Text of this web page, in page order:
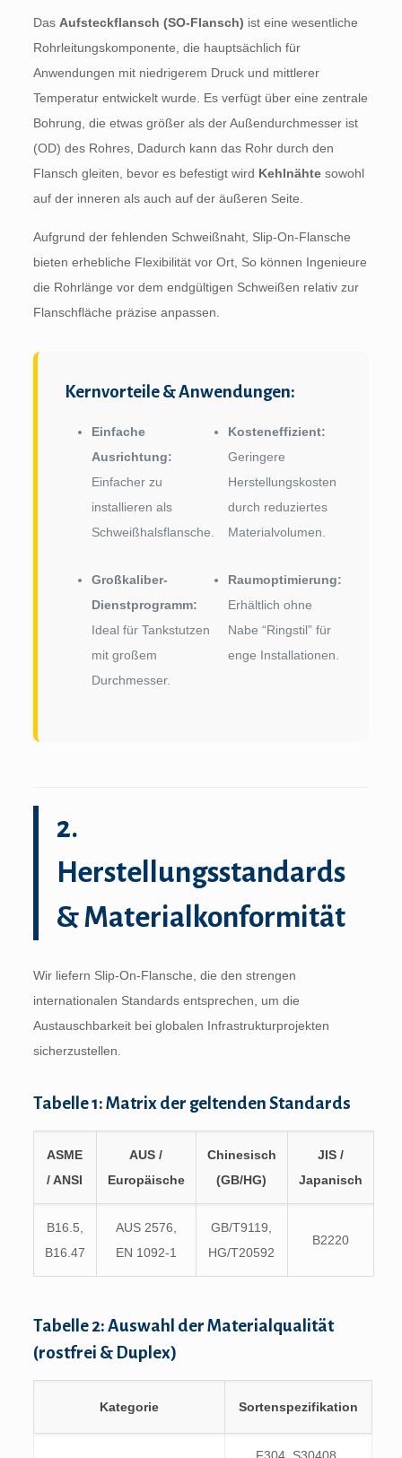
Das Aufsteckflansch (SO-Flansch) ist eine wesentliche
Rohrleitungskomponente, die hauptsächlich für
Anwendungen mit niedrigerem Druck und mittlerer
Temperatur entwickelt wurde. Es verfügt über eine zentrale
Bohrung, die etwas größer als der Außendurchmesser ist
(OD) des Rohres, Dadurch kann das Rohr durch den
Flansch gleiten, bevor es befestigt wird Kehlnähtesowohl
auf der inneren als auch auf der äußeren Seite.
Aufgrund der fehlenden Schweißnaht, Slip-On-Flansche
bieten erhebliche Flexibilität vor Ort, So können Ingenieure
die Rohrlänge vor dem endgültigen Schweißen relativ zur
Flanschfläche präzise anpassen.
Kernvorteile & Anwendungen:
Einfache
Ausrichtung:
Einfacher zu
installieren als
Schweißhalsflansche.
Kosteneffizient:
Geringere
Herstellungskosten
durch reduziertes
Materialvolumen.
Großkaliber-
Dienstprogramm:
Ideal für Tankstutzen
mit großem
Durchmesser.
Raumoptimierung:
Erhältlich ohne
Nabe “Ringstil” für
enge Installationen.
2.
Herstellungsstandards
& Materialkonformität
Wir liefern Slip-On-Flansche, die den strengen
internationalen Standards entsprechen, um die
Austauschbarkeit bei globalen Infrastrukturprojekten
sicherzustellen.
Tabelle 1: Matrix der geltenden Standards
ASME
/ ANSI
AUS /
Europäische
Chinesisch
(GB/HG)
JIS /
Japanisch
B16.5,
B16.47
AUS 2576,
EN 1092-1
GB/T9119,
HG/T20592
B2220
Tabelle 2: Auswahl der Materialqualität
(rostfrei & Duplex)
Kategorie Sortenspezifikation